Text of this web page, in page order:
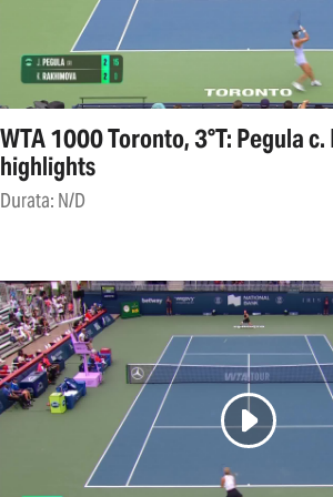
WTA 1000 Toronto, 3°T: Pegula
highlights
Durata: N/D